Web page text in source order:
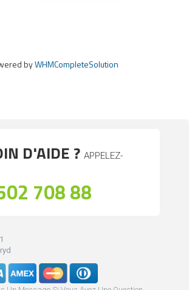
byWHMCompleteSolution
D'AIDE ? APPELEZ-
708 88